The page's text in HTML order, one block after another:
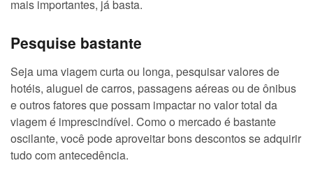
mais importantes, já basta.
Pesquise bastante
Seja uma viagem curta ou longa, pesquisar valores de
hotéis, aluguel de carros, passagens aéreas ou de ônibus
e outros fatores que possam impactar no valor total da
viagem é imprescindível. Como o mercado é bastante
oscilante, você pode aproveitar bons descontos se adquirir
tudo com antecedência.